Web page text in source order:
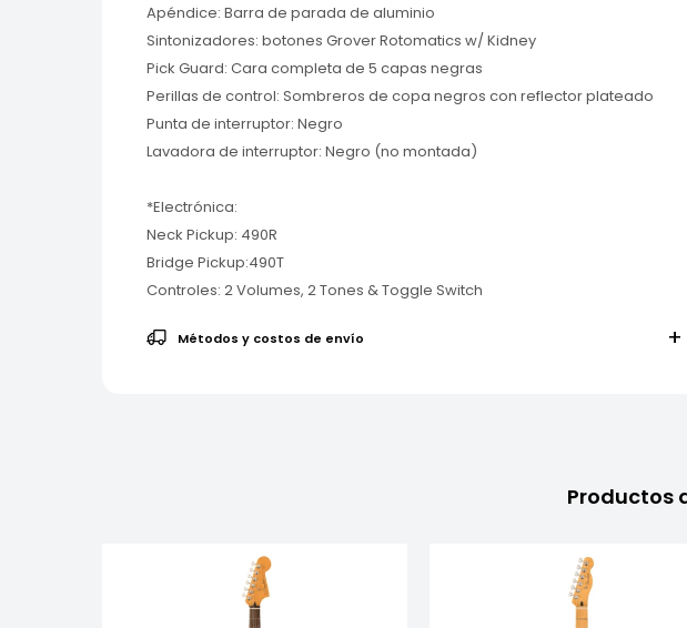
Apéndice: Barra de parada de aluminio
Sintonizadores: botones Grover Rotomatics w/ Kidney
Pick Guard: Cara completa de 5 capas negras
Perillas de control: Sombreros de copa negros con reflector plateado
Punta de interruptor: Negro
Lavadora de interruptor: Negro (no montada)
*Electrónica:
Neck Pickup: 490R
Bridge Pickup:490T
Controles: 2 Volumes, 2 Tones & Toggle Switch
Métodos y costos de envío
Productos